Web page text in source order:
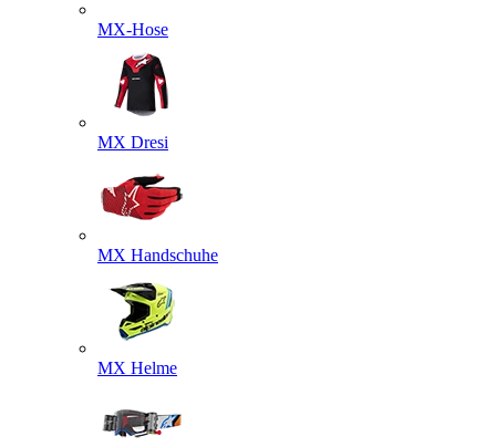
MX-Hose
MX Dresi
MX Handschuhe
MX Helme